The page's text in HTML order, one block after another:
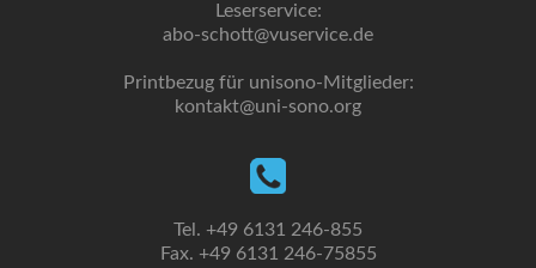
Leserservice:
abo-schott@vuservice.de
Printbezug für unisono-Mitglieder:
kontakt@uni-sono.org
Tel. +49 6131 246-855
Fax. +49 6131 246-75855